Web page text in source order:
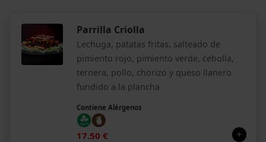
Parrilla Criolla
Lechuga, patatas fritas, salteado de
pimiento rojo, pimiento verde, cebolla,
ternera, pollo, chorizo y queso llanero
fundido a la plancha
Contiene Alérgenos
17.50 €